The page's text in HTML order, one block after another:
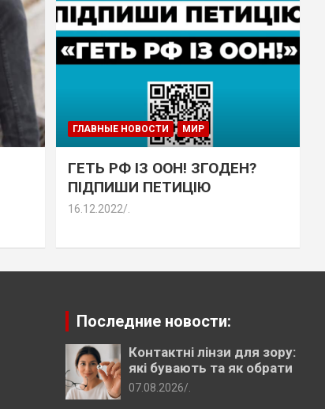
ГЛАВНЫЕ НОВОСТИ МИР
ГЕТЬ РФ ІЗ ООН! ЗГОДЕН?
ПІДПИШИ ПЕТИЦІЮ
16.12.2022
Последние новости:
Контактні лінзи для зору:
які бувають та як обрати
07.08.2026